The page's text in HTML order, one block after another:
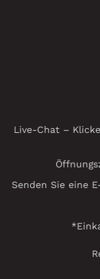
Live-Chat –
Senden Sie eine